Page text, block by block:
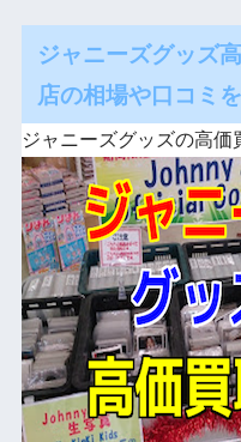
ジャニーズグッズ
店の相場や口コミ
ジャニーズグッズの高